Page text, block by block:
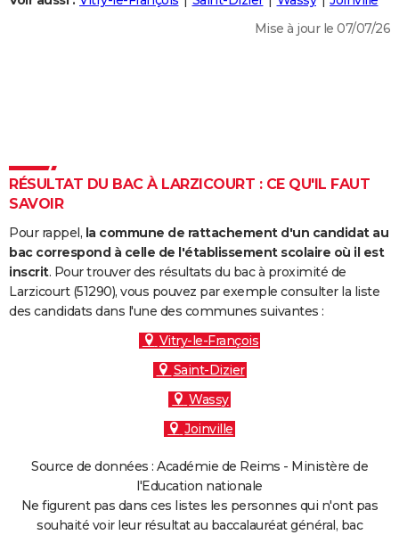
DICTIONNAIRE
Dictionnaire
Biographies
Citations
Expressions
Proverbes
PROGRAMME TV
COPAINS D'AVANT
S'inscrire
Se connecter
Lycées
Collèges
Primaires
Universités
Entreprises
Service militaire
Avis de recherche
AVIS DE DÉCÈS
FORUM
Mise à jour le 07/07/26
RÉSULTAT DU BAC À LARZICOURT : CE QU'IL FAUT
SAVOIR
Pour rappel, la commune de rattachement d'un candidat au
bac correspond à celle de l'établissement scolaire où il est
inscrit. Pour trouver des résultats du bac à proximité de
Larzicourt (51290), vous pouvez par exemple consulter la liste
des candidats dans l'une des communes suivantes :
Vitry-le-François
Saint-Dizier
Wassy
Joinville
Source de données : Académie de Reims - Ministère de
l'Education nationale
Ne figurent pas dans ces listes les personnes qui n'ont pas
souhaité voir leur résultat au baccalauréat général, bac